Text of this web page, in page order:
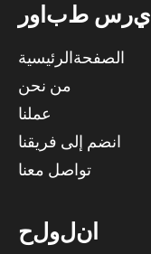
رو بط س ري
الصفحةالرئيسية
من نحن
عملنا
انضم إلى فريقنا
تواصل معنا
حلولن